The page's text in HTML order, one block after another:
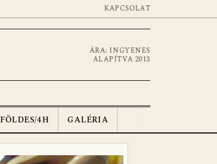
KAPCSOLAT
ÁRA: INGYENES
ALAPÍTVA 2013
FÖLDES/4H GALÉRIA